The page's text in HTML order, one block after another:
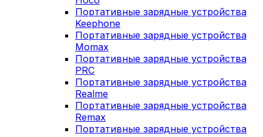
Портативные зарядные устройства
Keephone
Портативные зарядные устройства
Momax
Портативные зарядные устройства
PRC
Портативные зарядные устройства
Realme
Портативные зарядные устройства
Remax
Портативные зарядные устройства